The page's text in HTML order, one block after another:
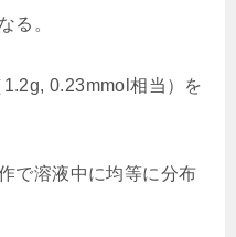
る。
1.2g, 0.23mmol相当）を
で溶液中に均等に分布